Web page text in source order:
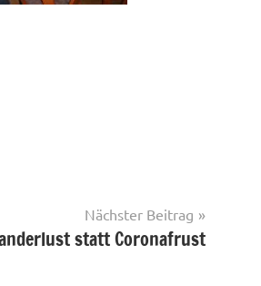
Nächster Beitrag
statt Coronafrust